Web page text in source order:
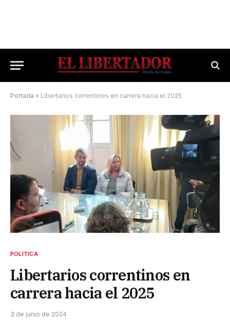
Portada » Libertarios correntinos en carrera hacia el 2025
POLÍTICA
Libertarios correntinos en
carrera hacia el 2025
3 de junio de 2024